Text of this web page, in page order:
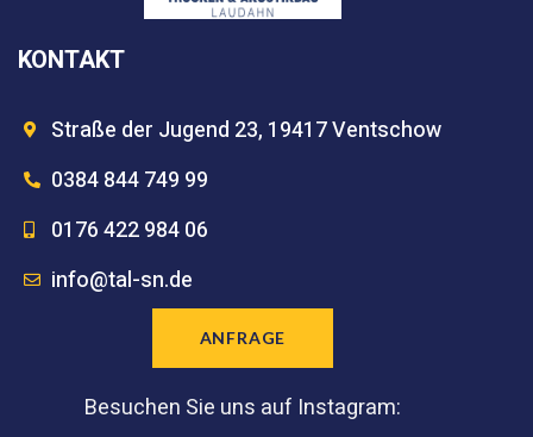
KONTAKT
Straße der Jugend 23, 19417 Ventschow
0384 844 749 99
0176 422 984 06
info@tal-sn.de
ANFRAGE
Besuchen Sie uns auf Instagram: